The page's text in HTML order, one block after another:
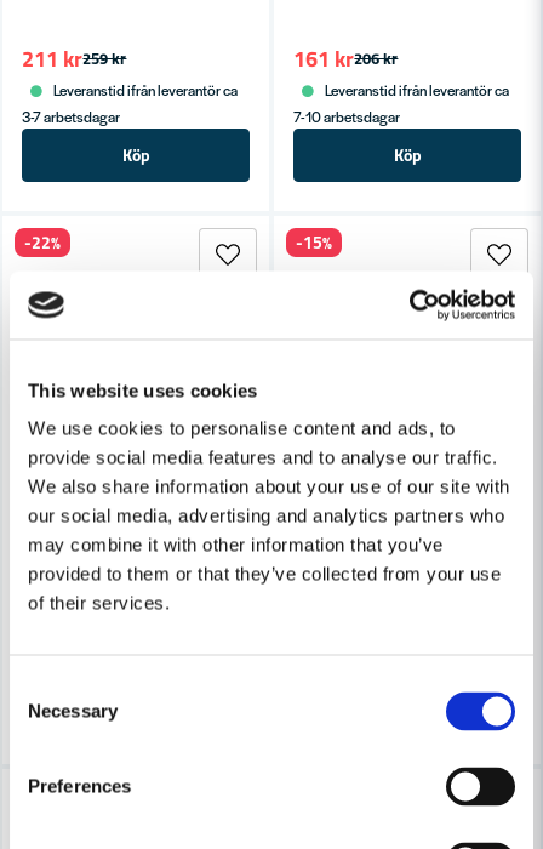
This website uses cookies
We use cookies to personalise content and ads, to
provide social media features and to analyse our traffic.
We also share information about your use of our site with
our social media, advertising and analytics partners who
may combine it with other information that you’ve
provided to them or that they’ve collected from your use
of their services.
Selection
Necessary
Preferences
259 kr
211 kr
Leveranstid ifrån leverantör ca
3-7 arbetsdagar
Köp
206 kr
161 kr
Leveranstid ifrån leverantör ca
7-10 arbetsdagar
Köp
Festool Utsugsadapter AA-BS 75/BS 105
-22%
STIHL
Stihl Adapter För Elverktyg
-15%
-22%